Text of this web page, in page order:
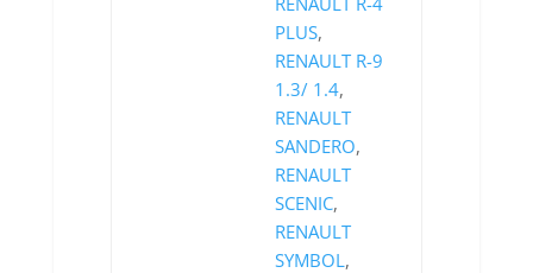
PLUS,
RENAULT R-9
1.3/ 1.4,
RENAULT
SANDERO,
RENAULT
SCENIC,
RENAULT
SYMBOL,